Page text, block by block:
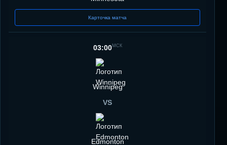
Карточка матча
03:00МСК
Winnipeg
VS
Edmonton